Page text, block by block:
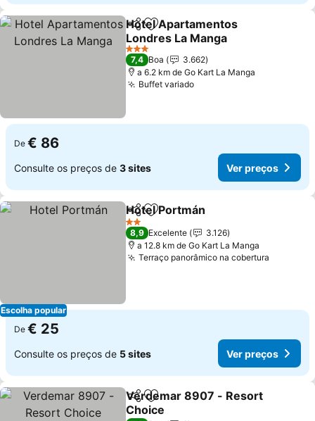
PartilharAdicionar aos favoritos
Hotel Apartamentos
Londres La Manga
Ver preços
3 Estrelas
7,4 Boa
3.662
a 6.2 km de Go Kart La Manga
Buffet variadoVer preços
De € 86
Consulte os preços de 3 sites Ver preços
Escolha popular
PartilharAdicionar aos favoritos
Hotel Portmán
2 Estrelas
8,9 Excelente
3.126
a 12.8 km de Go Kart La Manga
Terraço panorâmico na cobertura
De € 25
Consulte os preços de 5 sites Ver preços
PartilharAdicionar aos favoritos
Verdemar 8907 - Resort
Choice